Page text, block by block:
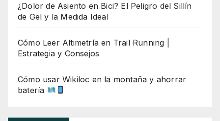
¿Dolor de Asiento en Bici? El Peligro del Sillín
de Gel y la Medida Ideal
Cómo Leer Altimetría en Trail Running |
Estrategia y Consejos
Cómo usar Wikiloc en la montaña y ahorrar
batería